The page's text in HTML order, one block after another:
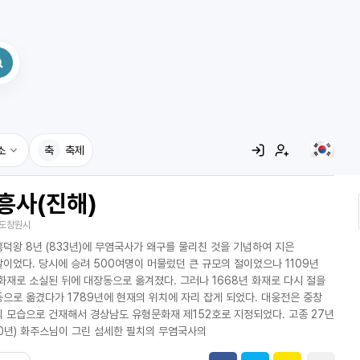
시피
사전
축 축제
사(진해)
창원시
덕왕 8년 (833년)에 무염국사가 왜구를 물리친 것을 기념하여 지은
이었다. 당시에 승려 500여명이 머물렀던 큰 규모의 절이었으나 1109년
재로 소실된 뒤에 대장동으로 옮겨졌다. 그러나 1668년 화재로 다시 절을
으로 옮겼다가 1789년에 현재의 위치에 자리 잡게 되었다. 대웅전은 중창
모습으로 건재해서 경상남도 유형문화재 제152호로 지정되었다. 고종 27년
) 화주스님이 그린 섬세한 필치의 무염국사의